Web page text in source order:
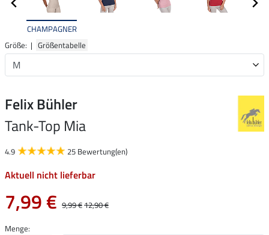
CHAMPAGNER
Größe: | Größentabelle
Felix Bühler
Tank-Top Mia
4.9 25 Bewertung(en)
Aktuell nicht lieferbar
7,99 € 9,99 €12,90 €
Menge: